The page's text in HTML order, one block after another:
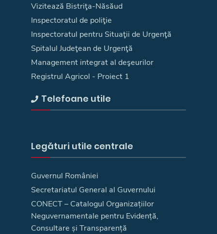
Vizitează Bistriţa-Năsăud
Inspectoratul de poliţie
Inspectoratul pentru Situaţii de Urgenţă
Spitalul Judeţean de Urgenţă
Management integrat al deşeurilor
Registrul Agricol - Proiect 1
Telefoane utile
Legături utile centrale
Guvernul României
Secretariatul General al Guvernului
CONECT – Catalogul Organizațiilor
Neguvernamentale pentru Evidență,
Consultare și Transparență